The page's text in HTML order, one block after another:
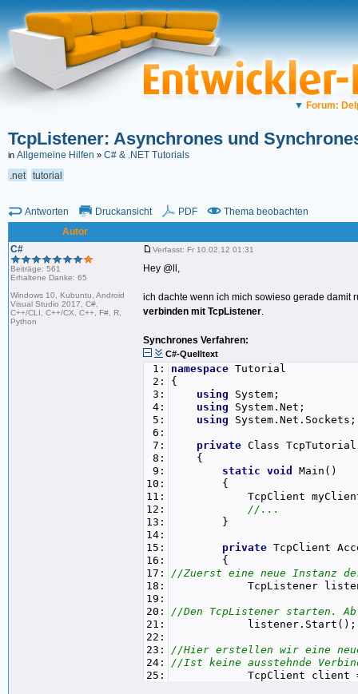
▼ Forum:
TcpListener: Asynchrones und
in Allgemeine Hilfen » C# & .NET Tutorials
.net
tutorial
Antworten Druckansicht PDF
Thema beobachten
Autor
C#
Beiträge: 561
Erhaltene Danke: 65
Windows 10, Kubuntu, Android
Visual Studio 2017, C#,
C++/CLI, C++/CX, C++, F#, R,
Python
Verfasst: Fr 10.02.12 01:31
Hey @ll,
ich dachte wenn ich mich sowieso gerade damit
verbinden mit TcpListener.
Synchrones Verfahren:
C#-Quelltext
1:
2:
3:
4:
5:
6:
7:
8:
9:
10:
11:
12:
13:
14:
15:
16:
17:
18:
19:
20:
21:
22:
23:
24:
25:
namespace Tutorial
{
using System;
using System.Net;
using System.Net.Sockets;
private Class TcpTutorial
{
static void
Main()
{
TcpClient myClient =
//...
}
private TcpClient
{
//Zuerst eine neue Instanz
TcpListener
//Den TcpListener starten.
//Hier erstellen wir eine neue
//Ist keine ausstehnde
TcpClient client =